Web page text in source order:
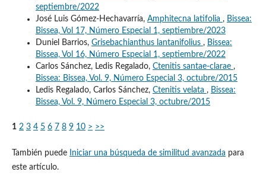
septiembre/2022
José Luis Gómez-Hechavarría, Amphitecna latifolia , Bissea:
Bissea, Vol 17, Número Especial 1, septiembre/2023
Duniel Barrios, Grisebachianthus lantanifolius , Bissea:
Bissea, Vol 16, Número Especial 1, septiembre/2022
Carlos Sánchez, Ledis Regalado, Ctenitis santae-clarae ,
Bissea: Bissea, Vol. 9, Número Especial 3, octubre/2015
Ledis Regalado, Carlos Sánchez, Ctenitis velata , Bissea:
Bissea, Vol. 9, Número Especial 3, octubre/2015
1 2 3 4 5 6 7 8 9 10 > >>
También puede Iniciar una búsqueda de similitud avanzada para
este artículo.